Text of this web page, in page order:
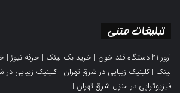
تبلیغات متنی
ارور h1 دستگاه قند خون | خرید بک لینک | حرفه نیوز |
لینک |کلینیک زیبایی در شرق تهران |کلینیک زیبایی در
فیزیوتراپی در منزل شرق تهران |